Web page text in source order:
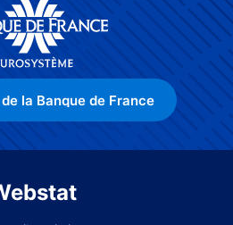
la Banque de France